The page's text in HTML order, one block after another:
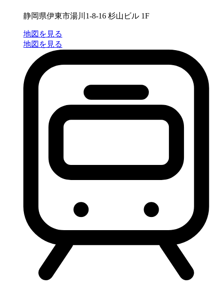
静岡県伊東市湯川1-8-16 杉山ビル 1F
地図を見る
地図を見る